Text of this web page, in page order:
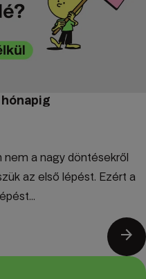
a nagy döntésekről
az első lépést. Ezért a
arrow_forward